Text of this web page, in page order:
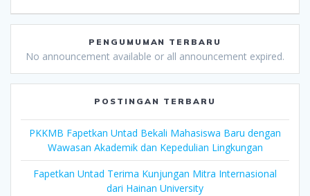
PENGUMUMAN TERBARU
No announcement available or all announcement expired.
POSTINGAN TERBARU
PKKMB Fapetkan Untad Bekali Mahasiswa Baru dengan
Wawasan Akademik dan Kepedulian Lingkungan
Fapetkan Untad Terima Kunjungan Mitra Internasional
dari Hainan University